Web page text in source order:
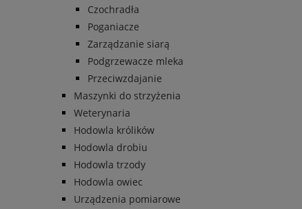
Czochradła
Poganiacze
Zarządzanie siarą
Podgrzewacze mleka
Przeciwzdajanie
Maszynki do strzyżenia
Weterynaria
Hodowla królików
Hodowla drobiu
Hodowla trzody
Hodowla owiec
Urządzenia pomiarowe